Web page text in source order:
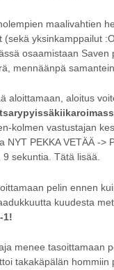
maalivahtien
(sekä yksinkamppailut
osaamistaan
mennäänpä
aloittamaan, aloitus
kolmen vastustajan
NYT PEKKA VETÄÄ -
sekuntia. Tätä lisää.
pelin ennen
kuudesta
1!
menee tasoittamaan
takakäpälän